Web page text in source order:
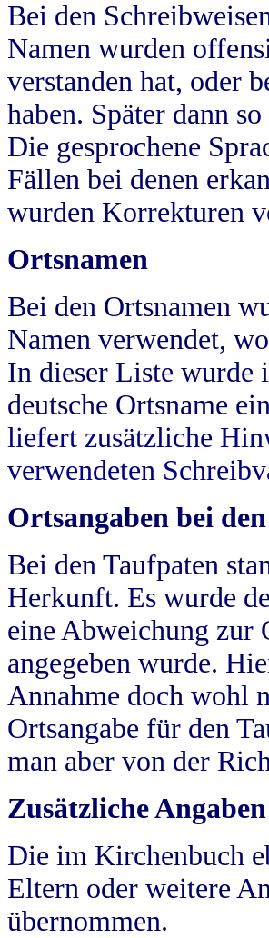
Bei den
Namen wurden
verstanden hat, oder
haben. Später dann
Die gesprochene
Fällen bei denen
wurden Korrekturen
Ortsnamen
Bei den Ortsnamen
Namen verwendet,
In dieser Liste wurde
deutsche Ortsname
liefert zusätzliche
verwendeten
Ortsangaben bei
Bei den Taufpaten
Herkunft. Es wurde
eine Abweichung zur
angegeben wurde.
Annahme doch wohl
Ortsangabe für den
man aber von der
Zusätzliche
Die im Kirchenbuch
Eltern oder weitere
übernommen.